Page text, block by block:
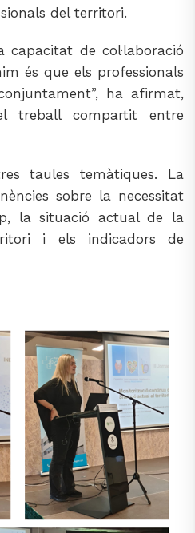
del territori.
de col·laboració
és que els professionals
ha afirmat,
treball compartit entre
taules temàtiques. La
sobre la necessitat
la situació actual de la
i els indicadors de